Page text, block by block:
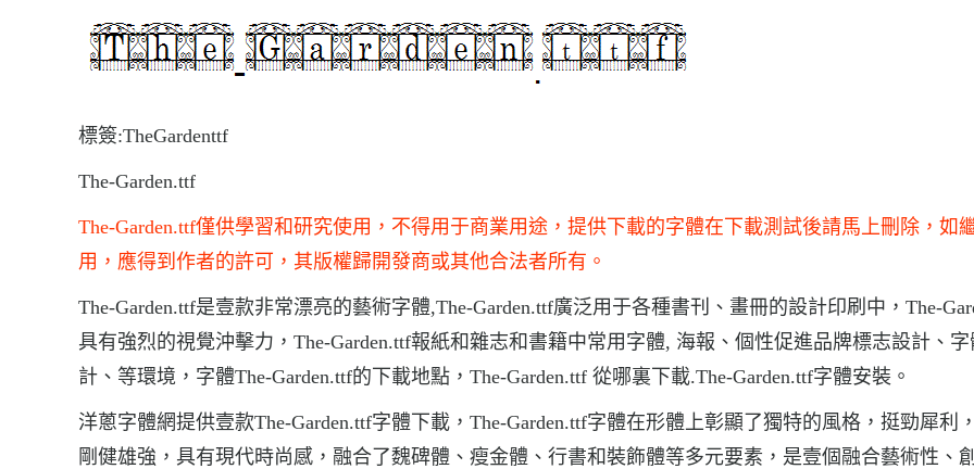
標簽:TheGardenttf
The-Garden.ttf
The-Garden.ttf僅供學習和研究使用，不得用于商業用途，提供下載的字體在下載測試後請馬上刪除，如
用，應得到作者的許可，其版權歸開發商或其他合法者所有。
The-Garden.ttf是壹款非常漂亮的藝術字體,The-Garden.ttf廣泛用于各種書刊、畫冊的設計印刷中，The-
具有強烈的視覺沖擊力，The-Garden.ttf報紙和雜志和書籍中常用字體, 海報、個性促進品牌標志設計、
計、等環境，字體The-Garden.ttf的下載地點，The-Garden.ttf 從哪裏下載.The-Garden.ttf字體安裝。
洋蔥字體網提供壹款The-Garden.ttf字體下載，The-Garden.ttf字體在形體上彰顯了獨特的風格，挺勁犀利
剛健雄強，具有現代時尚感，融合了魏碑體、瘦金體、行書和裝飾體等多元要素，是壹個融合藝術性、